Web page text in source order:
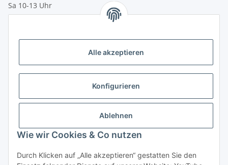
Alle akzeptieren
Konfigurieren
Ablehnen
Wie wir Cookies & Co nutzen
Durch Klicken auf „Alle akzeptieren“ gestatten Sie den
Sa 10-13 Uhr
Vorkasse (per Bank-Überweisung)
Sofortüberweisung
Rechnungskauf
Gesetzliche Informationen